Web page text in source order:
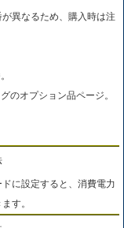
異なるため、購入時は注
のオプション品ページ。
に設定すると、消費電力
す。